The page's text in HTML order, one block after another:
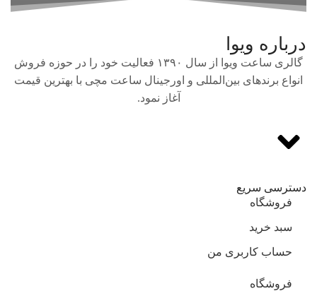
درباره ویوا
گالری ساعت ویوا از سال ۱۳۹۰ فعالیت خود را در حوزه فروش
انواع برندهای بین‌المللی و اورجینال ساعت مچی با بهترین قیمت
آغاز نمود.
دسترسی سریع
فروشگاه
سبد خرید
حساب کاربری من
فروشگاه